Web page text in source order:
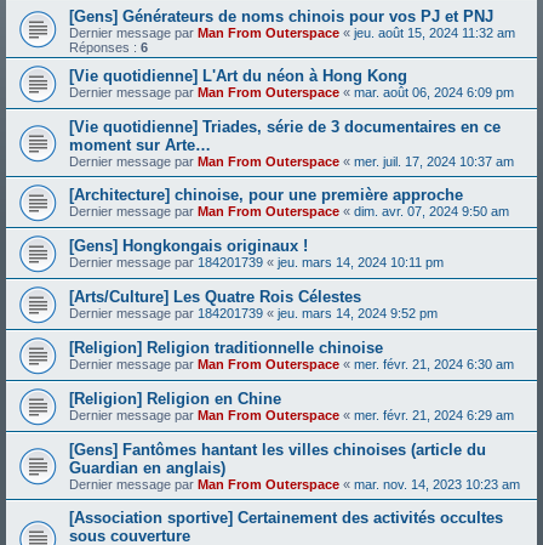
[Gens] Générateurs de noms chinois pour vos PJ et PNJ
Dernier message par Man From Outerspace « jeu. août 15, 2024 11:32 am
Réponses : 6
[Vie quotidienne] L'Art du néon à Hong Kong
Dernier message par Man From Outerspace « mar. août 06, 2024 6:09 pm
[Vie quotidienne] Triades, série de 3 documentaires en ce
moment sur Arte…
Dernier message par Man From Outerspace « mer. juil. 17, 2024 10:37 am
[Architecture] chinoise, pour une première approche
Dernier message par Man From Outerspace « dim. avr. 07, 2024 9:50 am
[Gens] Hongkongais originaux !
Dernier message par 184201739 « jeu. mars 14, 2024 10:11 pm
[Arts/Culture] Les Quatre Rois Célestes
Dernier message par 184201739 « jeu. mars 14, 2024 9:52 pm
[Religion] Religion traditionnelle chinoise
Dernier message par Man From Outerspace « mer. févr. 21, 2024 6:30 am
[Religion] Religion en Chine
Dernier message par Man From Outerspace « mer. févr. 21, 2024 6:29 am
[Gens] Fantômes hantant les villes chinoises (article du
Guardian en anglais)
Dernier message par Man From Outerspace « mar. nov. 14, 2023 10:23 am
[Association sportive] Certainement des activités occultes
sous couverture